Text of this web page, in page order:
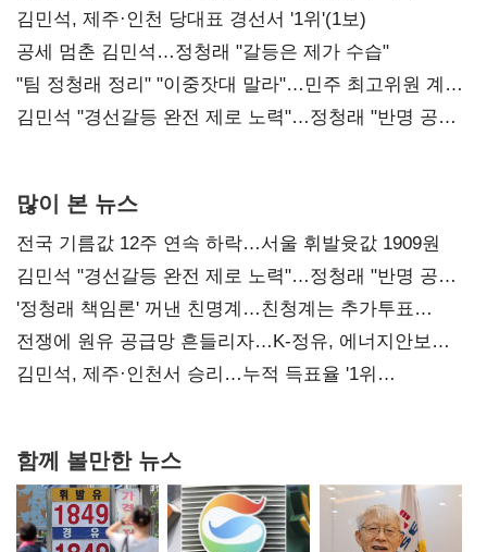
0.86%p(2보)
김민석, 제주·인천 당대표 경선서 '1위'(1보)
공세 멈춘 김민석…정청래 "갈등은 제가 수습"
"팀 정청래 정리" "이중잣대 말라"…민주 최고위원 계파
다툼 격화
김민석 "경선갈등 완전 제로 노력"…정청래 "반명 공세
많이 본 뉴스
전국 기름값 12주 연속 하락…서울 휘발윳값 1909원
김민석 "경선갈등 완전 제로 노력"…정청래 "반명 공세
사과부터"
'정청래 책임론' 꺼낸 친명계…친청계는 추가투표
때리기
전쟁에 원유 공급망 흔들리자…K-정유, 에너지안보
핵심으로 재부상
김민석, 제주·인천서 승리…누적 득표율 '1위
함께 볼만한 뉴스